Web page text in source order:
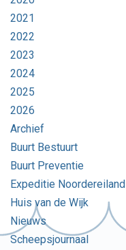
2021
2022
2023
2024
2025
2026
Archief
Buurt Bestuurt
Buurt Preventie
Expeditie Noordereiland
Huis van de Wijk
Nieuws
Scheepsjournaal